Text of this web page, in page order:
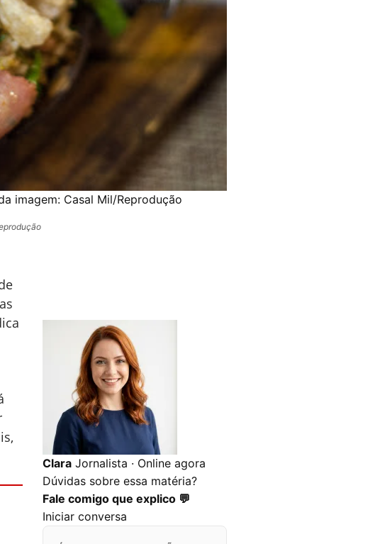
imagem: Casal Mil/Reprodução
Clara Jornalista · Online agora
Dúvidas sobre essa matéria?
Fale comigo que explico 💬
Iniciar conversa